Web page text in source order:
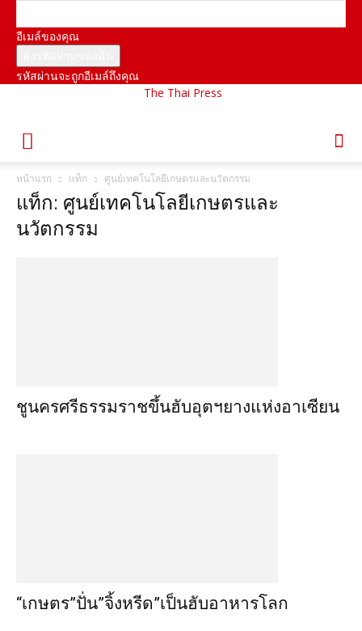
อีเมล์ของคุณ
รหัสผ่านจะถูกอีเมล์ถึงคุณ
The Thai Press
หน้าแรก แท็ก ศูนย์เทคโนโลยีเกษตรและนวัตกรรม
แท็ก: ศูนย์เทคโนโลยีเกษตรและ
นวัตกรรม
ชูนครศรีธรรมราชขึ้นฮับอุตฯยางแห่งอาเซียน
“เกษตร”ปั่น”จิ้งหรีด”เป็นฮับอาหารโลก